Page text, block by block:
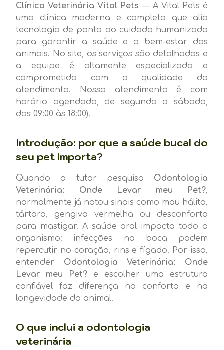
Clínica Veterinária Vital Pets — A Vital Pets é
uma clínica moderna e completa que alia
tecnologia de ponta ao cuidado humanizado
para garantir a saúde e o bem-estar dos
animais. No site, os serviços são detalhados e
a equipe é altamente especializada e
comprometida com a qualidade do
atendimento. Nosso atendimento é com
horário agendado, de segunda a sábado,
das 09:00 às 18:00).
Introdução: por que a saúde bucal do
seu pet importa?
Quando o tutor pesquisa Odontologia
Veterinária: Onde Levar meu Pet?,
normalmente já notou sinais como mau hálito,
tártaro, gengiva vermelha ou desconforto
para mastigar. A saúde oral impacta todo o
organismo: infecções na boca podem
repercutir no coração, rins e fígado. Por isso,
entender Odontologia Veterinária: Onde
Levar meu Pet? e escolher uma estrutura
confiável faz diferença no conforto e na
longevidade do animal.
O que inclui a odontologia
veterinária